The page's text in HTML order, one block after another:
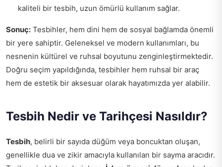
kaliteli bir tesbih, uzun ömürlü kullanım sağlar.
Sonuç: Tesbihler, hem dini hem de sosyal bağlamda önemli
bir yere sahiptir. Geleneksel ve modern kullanımları, bu
nesnenin kültürel ve ruhsal boyutunu zenginleştirmektedir.
Doğru seçim yapıldığında, tesbihler hem ruhsal bir araç
hem de estetik bir aksesuar olarak hayatımızda yer alabilir.
Tesbih Nedir ve Tarihçesi Nasıldır?
Tesbih, belirli bir sayıda düğüm veya boncuktan oluşan,
genellikle dua ve zikir amacıyla kullanılan bir sayma aracıdır.